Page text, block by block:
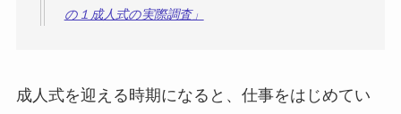
の１成人式の実際調査」
成人式を迎える時期になると、仕事をはじめてい